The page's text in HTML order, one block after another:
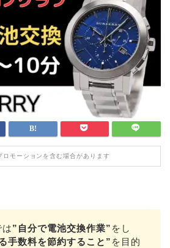
ロモーションを含む場合があります
”自分で電池交換作業” をし
手数料を節約すること” を目的